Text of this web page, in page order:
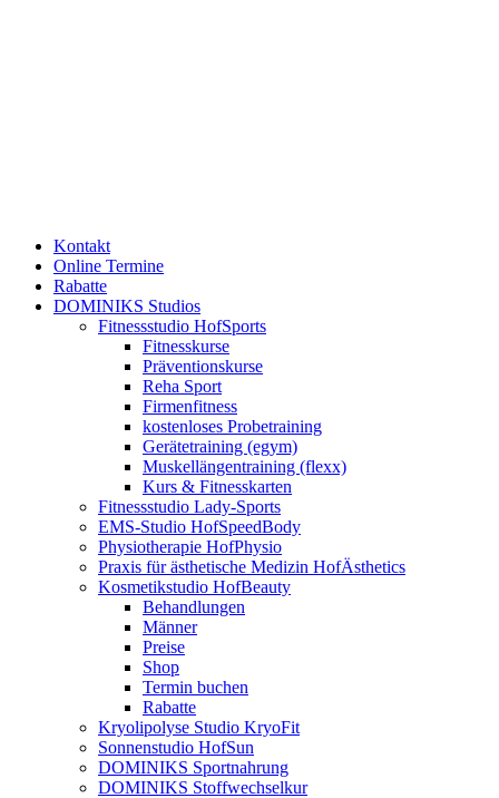
Kontakt
Online Termine
Rabatte
DOMINIKS Studios
Fitnessstudio HofSports
Fitnesskurse
Präventionskurse
Reha Sport
Firmenfitness
kostenloses Probetraining
Gerätetraining (egym)
Muskellängentraining (flexx)
Kurs & Fitnesskarten
Fitnessstudio Lady-Sports
EMS-Studio HofSpeedBody
Physiotherapie HofPhysio
Praxis für ästhetische Medizin HofÄsthetics
Kosmetikstudio HofBeauty
Behandlungen
Männer
Preise
Shop
Termin buchen
Rabatte
Kryolipolyse Studio KryoFit
Sonnenstudio HofSun
DOMINIKS Sportnahrung
DOMINIKS Stoffwechselkur